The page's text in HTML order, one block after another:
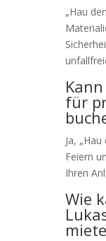
„Hau
für
Ja,
Feiern
Ihren
Wie